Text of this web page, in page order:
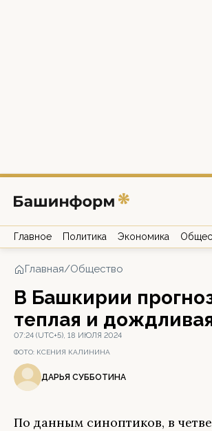
Главное Политика Экономика
Главная/Общество
В Башкирии
теплая и
07:24 (UTC+5), 18 ИЮЛЯ 2024
ФОТО: КСЕНИЯ КАЛИНИНА
ДАРЬЯ СУББОТИНА
По данным синоптиков, в